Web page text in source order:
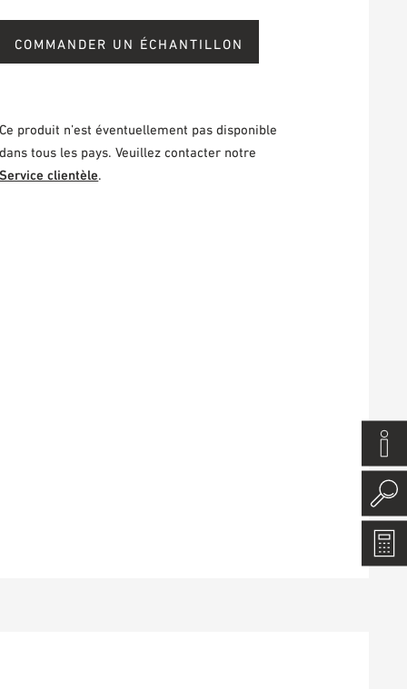
COMMANDER UN ÉCHANTILLON
Ce produit n’est éventuellement pas disponible
dans tous les pays. Veuillez contacter notre
Service clientèle.